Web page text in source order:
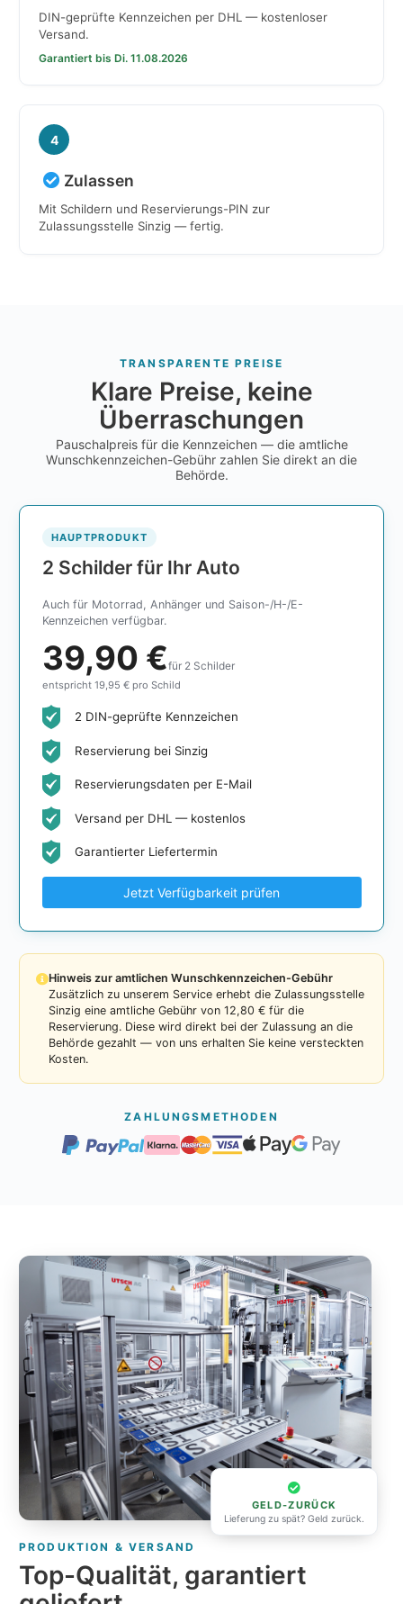
DIN-geprüfte Kennzeichen per DHL — kostenloser
Versand.
Garantiert bis Di. 11.08.2026
4
Zulassen
Mit Schildern und Reservierungs-PIN zur
Zulassungsstelle Sinzig — fertig.
TRANSPARENTE PREISE
Klare Preise, keine
Überraschungen
Pauschalpreis für die Kennzeichen — die amtliche
Wunschkennzeichen-Gebühr zahlen Sie direkt an die
Behörde.
HAUPTPRODUKT
2 Schilder für Ihr Auto
Auch für Motorrad, Anhänger und Saison-/H-/E-
Kennzeichen verfügbar.
39,90 €für 2 Schilder
entspricht 19,95 € pro Schild
2 DIN-geprüfte Kennzeichen
Reservierung bei Sinzig
Reservierungsdaten per E-Mail
Versand per DHL — kostenlos
Garantierter Liefertermin
Jetzt Verfügbarkeit prüfen
Hinweis zur amtlichen Wunschkennzeichen-Gebühr
Zusätzlich zu unserem Service erhebt die Zulassungsstelle
Sinzig eine amtliche Gebühr von 12,80 € für die
Reservierung. Diese wird direkt bei der Zulassung an die
Behörde gezahlt — von uns erhalten Sie keine versteckten
Kosten.
ZAHLUNGSMETHODEN
GELD-ZURÜCK
Lieferung zu spät? Geld zurück.
PRODUKTION & VERSAND
Top-Qualität, garantiert